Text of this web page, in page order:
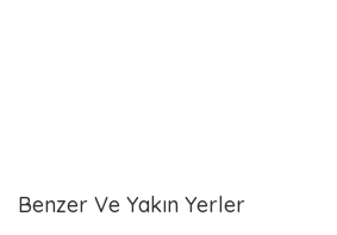
Benzer Ve Yakın Yerler